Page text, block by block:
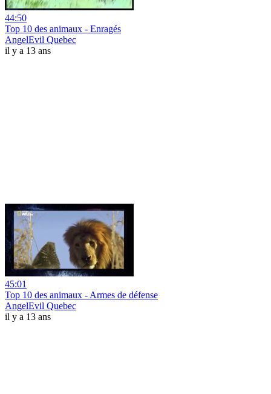
44:50
Top 10 des animaux - Enragés
AngelEvil Quebec
il y a 13 ans
45:01
Top 10 des animaux - Armes de défense
AngelEvil Quebec
il y a 13 ans